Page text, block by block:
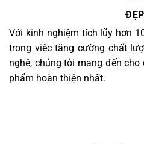
ĐẸP
Với kinh nghiệm tích lũy hơn
trong việc tăng cường chất
nghệ, chúng tôi mang đến
phẩm hoàn thiện nhất.